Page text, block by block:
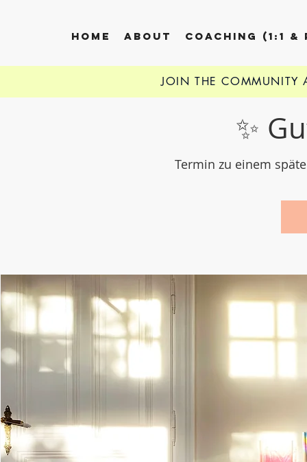
HOME ABOUT COACHING (1:1 &
✨
Termin zu einem
JOIN THE COMMUNITY